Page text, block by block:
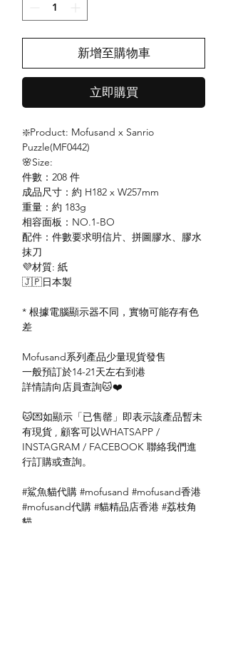
新增至購物車
立即購買
❇️Product: Mofusand x Sanrio
Puzzle(MF0442)
🌸Size:
件數：208 件
成品尺寸：約 H182 x W257mm
重量：約 183g
相容面板：NO.1-BO
配件：件數要求明信片、拼圖膠水、膠水
抹刀
💜材質: 紙
🇯🇵日本製
* 根據電腦顯示器不同，實物可能存有色
差
Mofusand系列產品少量現貨發售
一般預訂於14-21天左右到港
詳情請向店員查詢🐱❤️
🐱💌如顯示「已售罄」即表示該產品暫未
有現貨 , 顧客可以WHATSAPP /
INSTAGRAM / FACEBOOK 聯絡我們進
行訂購或查詢。
#鯊魚貓代購 #mofusand #mofusand香港
#mofusand代購 #貓精品店香港 #荔枝角
貓